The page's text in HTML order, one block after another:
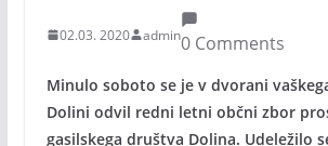
02.03. 2020 admin0 Comments
Minulo soboto se je v dvorani
Dolini odvil redni letni občni zbor
gasilskega društva Dolina. Udeležilo